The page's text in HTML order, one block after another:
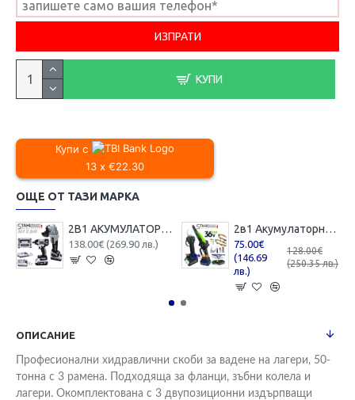
КУПИ
Купи с
13 x €22.30
ОЩЕ ОТ ТАЗИ МАРКА
2В1 АКУМУЛАТОРЕН ЪГЛОШЛАЙФ 125ММ И БЕЗЖИЧЕН ГАЙКОВЕРТ-ВИНТОВЕРТ БЕЗЧЕТКОВ УДАРЕН 36V 8,0AH STAHLMAYER 4X БАТЕРИЯ 2 ЗАРЯДНО В КУФАР РАКЕТА
138.00€ (269.90 лв.)
2в1 Акумулаторна Лозарска Ножица и Трион с Омасляване 36V 8AH STAHLMAYER BLACK
75.00€
(146.69
лв.)
128.00€
(250.35 лв.)
ОПИСАНИЕ
Професионални хидравлични скоби за вадене на лагери, 50-
тонна с 3 рамена. Подходяща за фланци, зъбни колела и
лагери. Окомплектована с 3 двупозиционни издърпващи